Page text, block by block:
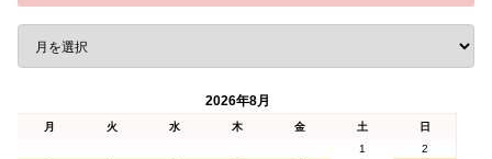
2026年8月
月 火 水 木 金 土
日
1
2